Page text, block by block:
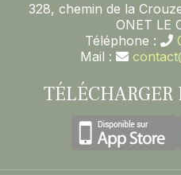
328, chemin de la
ONET LE
Téléphone :
Mail :
TÉLÉCHARGER